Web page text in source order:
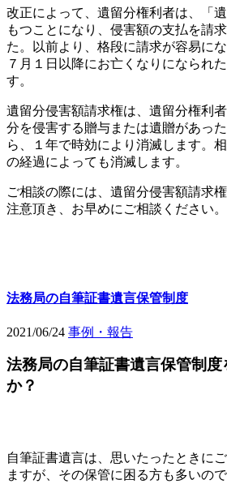
改正によって、遺留分権利者は、「
もつことになり、侵害額の支払を請
た。以前より、格段に請求が容易に
７月１日以降にお亡くなりになられ
す。
遺留分侵害額請求権は、遺留分権利
分を侵害する贈与または遺贈があっ
ら、１年で時効により消滅します。
の経過によっても消滅します。
ご相談の際には、遺留分侵害額請求
注意頂き、お早めにご相談ください。
法務局の自筆証書遺言保管制度
2021/06/24 事例・報告
法務局の自筆証書遺言保管制
か？
自筆証書遺言は、思いたったときに
ますが、その保管に困る方も多いの